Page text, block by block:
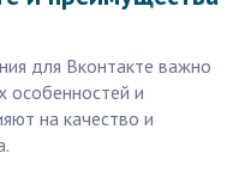
для Вконтакте важно
особенностей и
на качество и